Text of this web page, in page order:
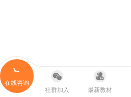
在线咨询
社群加入
最新教材